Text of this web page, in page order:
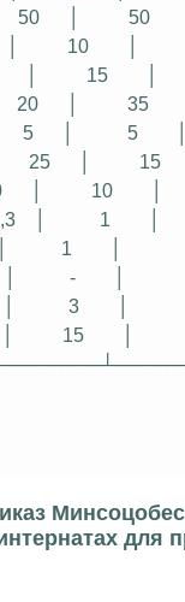
50 50
10
15
20 35
5 5
25 15
10
1
1
-
3
15
для